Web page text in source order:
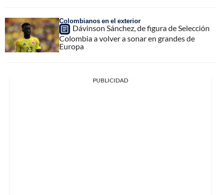
Colombianos en el exterior
Dávinson Sánchez, de figura de Selección
Colombia a volver a sonar en grandes de
Europa
PUBLICIDAD